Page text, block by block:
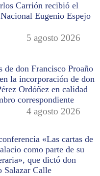
Carrión recibió el
Eugenio Espejo
5 agosto 2026
de don Francisco Proaño
la incorporación de don
Ordóñez en calidad
correspondiente
4 agosto 2026
«Las cartas de
como parte de su
que dictó don
Salazar Calle